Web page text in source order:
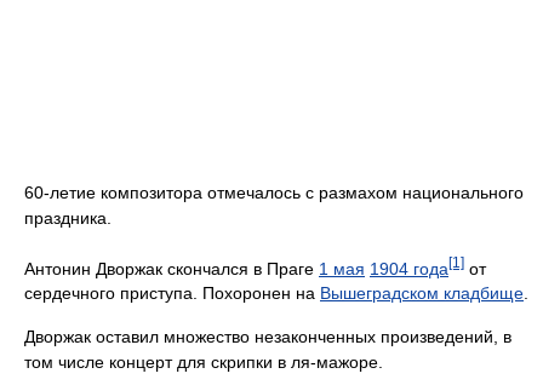
60-летие композитора отмечалось с размахом национального
праздника.
Антонин Дворжак скончался в Праге 1 мая 1904 года[1] от
сердечного приступа. Похоронен на Вышеградском кладбище
Дворжак оставил множество незаконченных произведений, в
том числе концерт для скрипки в ля-мажоре.